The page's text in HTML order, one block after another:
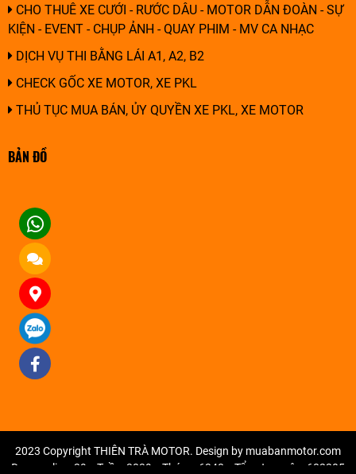
CHO THUÊ XE CƯỚI - RƯỚC DÂU - MOTOR DẪN ĐOÀN - SỰ
KIỆN - EVENT - CHỤP ẢNH - QUAY PHIM - MV CA NHẠC
DỊCH VỤ THI BẰNG LÁI A1, A2, B2
CHECK GỐC XE MOTOR, XE PKL
THỦ TỤC MUA BÁN, ỦY QUYỀN XE PKL, XE MOTOR
BẢN ĐỒ
2023 Copyright THIÊN TRÀ MOTOR. Design by muabanmotor.com
Đang online: 29
Tuần: 3839 Tháng: 6348 Tổng truy cập: 682205